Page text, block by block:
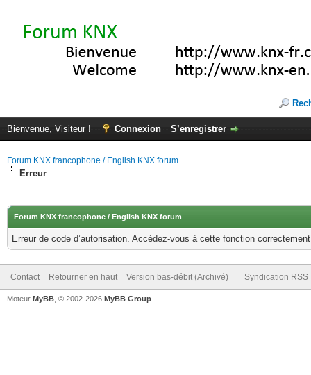
Bienvenue, Visiteur ! Connexion S’enregistrer
Forum KNX francophone / English KNX forum
Erreur
Forum KNX francophone / English KNX forum
Erreur de code d’autorisation. Accédez-vous à cette fonction
Contact Retourner en haut Version bas-débit (Archivé) Syndication RSS
Moteur MyBB , © 2002-2026 MyBB Group